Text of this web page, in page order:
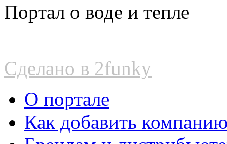
Портал о воде и тепле
Сделано в 2funky
О портале
Как добавить